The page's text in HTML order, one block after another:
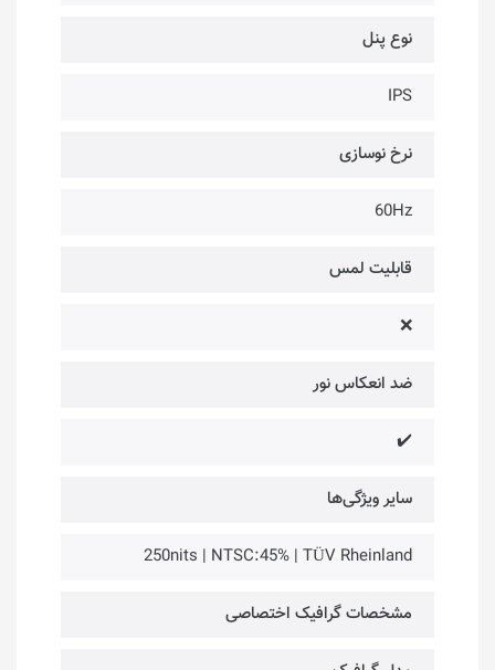
نوع پنل
IPS
نرخ نوسازی
60Hz
قابلیت لمس
❌
ضد انعکاس نور
✔️
سایر ویژگی‌ها
250nits | NTSC:45% | TÜV Rheinland
مشخصات گرافیک اختصاصی